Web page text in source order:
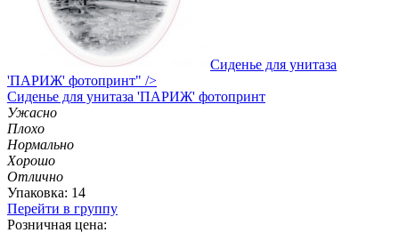
Сиденье для унитаза
'ПАРИЖ' фотопринт" />
Сиденье для унитаза 'ПАРИЖ' фотопринт
Ужасно
Плохо
Нормально
Хорошо
Отлично
Упаковка: 14
Перейти в группу
Розничная цена: